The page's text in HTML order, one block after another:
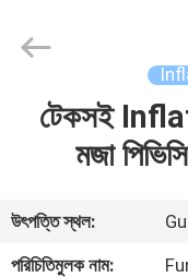
বাড়ি
ভিডিও
Limited.
টেকসই
মজা
উৎপত্তি স্থল:
পরিচিতিমুলক নাম: